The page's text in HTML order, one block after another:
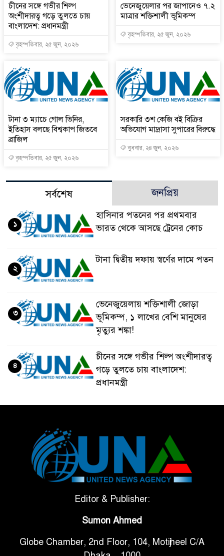
চীনের সঙ্গে গভীর শিল্প
অংশীদারত্ব গড়ে তুলতে চায়
বাংলাদেশ: প্রধানমন্ত্রী
বৃহস্পতিবার, ২৫ জুন, ২০২৬
ভেনেজুয়েলার পর জাপানেও ৭.২
মাত্রার শক্তিশালী ভূমিকম্প
বৃহস্পতিবার, ২৫ জুন, ২০২৬
টানা ৩ ম্যাচে গোল ভিনির,
ইতিহাস বলছে বিশ্বকাপ জিতবে
ব্রাজিল
বৃহস্পতিবার, ২৫ জুন, ২০২৬
সরকারি ৩শ কেজি বই বিক্রির
অভিযোগ মাদ্রাসা সুপারের বিরুদ্ধে
বুধবার, ২৪ জুন, ২০২৬
সর্বশেষ জনপ্রিয়
হাসিনার পতনের পর প্রথমবার
ভারত থেকে আসছে ট্রেনের কোচ
১
টানা দ্বিতীয় দফায় স্বর্ণের দামে পতন
২
ভেনেজুয়েলায় শক্তিশালী জোড়া
ভূমিকম্প, ১ লাখের বেশি মানুষের
মৃত্যুর শঙ্কা!
৩
চীনের সঙ্গে গভীর শিল্প অংশীদারত্ব
গড়ে তুলতে চায় বাংলাদেশ:
প্রধানমন্ত্রী
৪
টানা ৩ ম্যাচে গোল ভিনির, ইতিহাস
বলছে বিশ্বকাপ জিতবে ব্রাজিল
সরকারি ৩শ কেজি বই বিক্রির
গাড়ি বিক্রির পর মালিকানা
Editor & Publisher:
Sumon Ahmed
Globe Chamber, 2nd Floor, 104, Motijheel C/A